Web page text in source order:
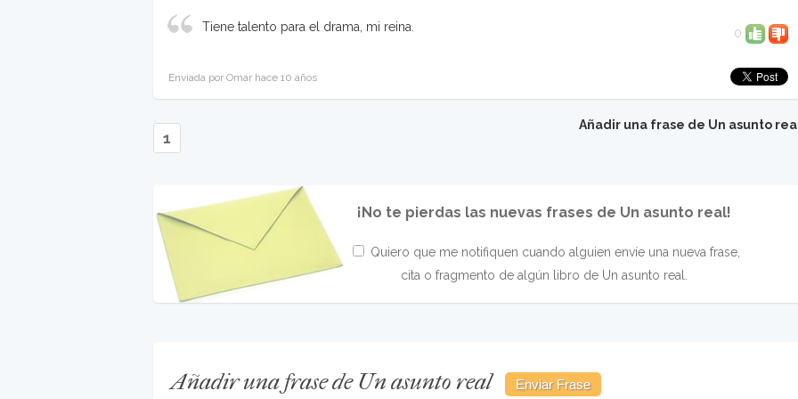
Tiene talento para el drama, mi reina. 0
Enviada por Omar hace 10 años
Añadir una frase de Un asunto
1
¡No te pierdas las nuevas frases de Un asunto real!
Quiero que me notifiquen cuando alguien envíe una nueva frase,
cita o fragmento de algún libro de Un asunto real.
Añadir una frase de Un asunto real